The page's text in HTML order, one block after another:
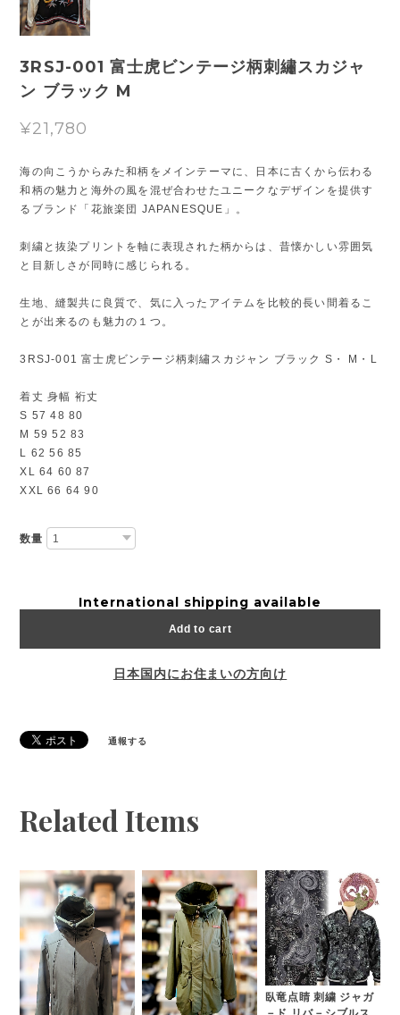
3RSJ-001 富士虎ビンテージ柄刺繡スカジャ
ン ブラック M
¥21,780
海の向こうからみた和柄をメインテーマに、日本に古くから伝わる
和柄の魅力と海外の風を混ぜ合わせたユニークなデザインを提供す
るブランド「花旅楽団 JAPANESQUE」。
刺繍と抜染プリントを軸に表現された柄からは、昔懐かしい雰囲気
と目新しさが同時に感じられる。
生地、縫製共に良質で、気に入ったアイテムを比較的長い間着るこ
とが出来るのも魅力の１つ。
3RSJ-001 富士虎ビンテージ柄刺繡スカジャン ブラック S・ M・L
着丈 身幅 裄丈
S 57 48 80
M 59 52 83
L 62 56 85
XL 64 60 87
XXL 66 64 90
数量
International shipping available
Add to cart
日本国内にお住まいの方向け
通報する
Related Items
臥竜点睛 刺繍 ジャガ